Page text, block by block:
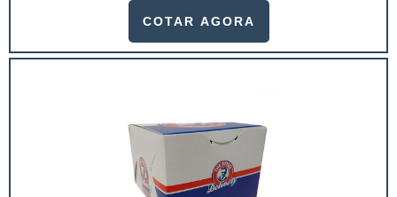
de fácil leitura e suas imagens impactantes, um flyer
arrebatador”.O texto é, em sua maioria, rápido e
COTAR AGORA